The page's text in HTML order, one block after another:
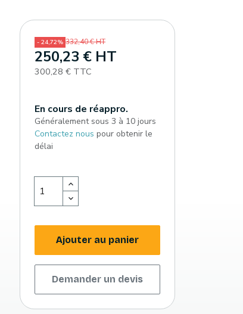
- 24,72% 332,40 € HT
250,23 € HT
300,28 € TTC
En cours de réappro.
Généralement sous 3 à 10 jours
Contactez nous pour obtenir le
délai
Ajouter au panier
Demander un devis